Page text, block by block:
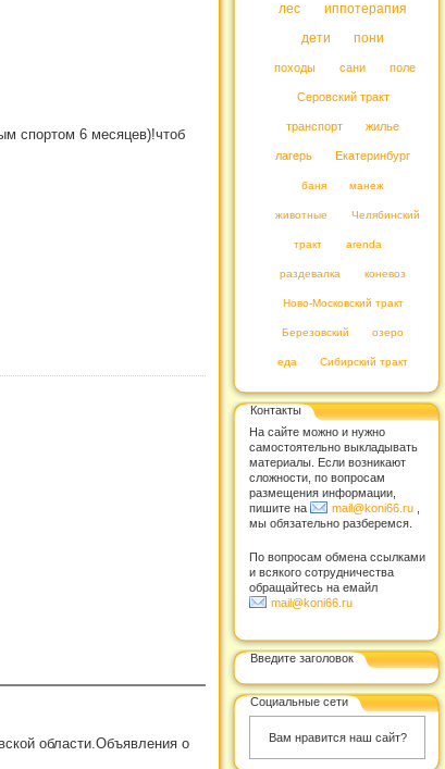
спортом 6 месяцев)!чтоб
области.Объявления о
лес
иппотерапия
дети
пони
походы сани поле
Серовский тракт
транспорт жилье
лагерь Екатеринбург
баня манеж
животные Челябинский
тракт arenda
раздевалка коневоз
Ново-Московский тракт
Березовский озеро
еда Сибирский тракт
Контакты
На сайте можно и нужно
самостоятельно выкладывать
материалы. Если возникают
сложности, по вопросам
размещения информации,
пишите на
mail@koni66.ru
мы обязательно разберемся.
По вопросам обмена ссылками
и всякого сотрудничества
обращайтесь на емайл
mail@koni66.ru
Введите заголовок
Социальные сети
Вам нравится наш сайт?